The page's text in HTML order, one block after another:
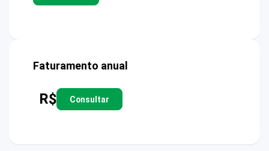
Faturamento anual
R$ Consultar